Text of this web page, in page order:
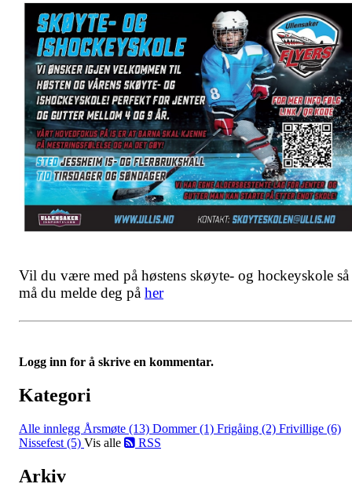
Vil du være med på høstens skøyte- og hockeyskole så
må du melde deg på her
Logg inn for å skrive en kommentar.
Kategori
Alle innlegg Årsmøte (13) Dommer (1) Frigåing (2) Frivillige (6)
Nissefest (5) Vis alle RSS
Arkiv